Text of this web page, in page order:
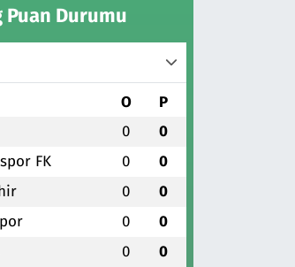
Puan Durumu
O P
0 0
FK 0 0
0 0
0 0
0 0